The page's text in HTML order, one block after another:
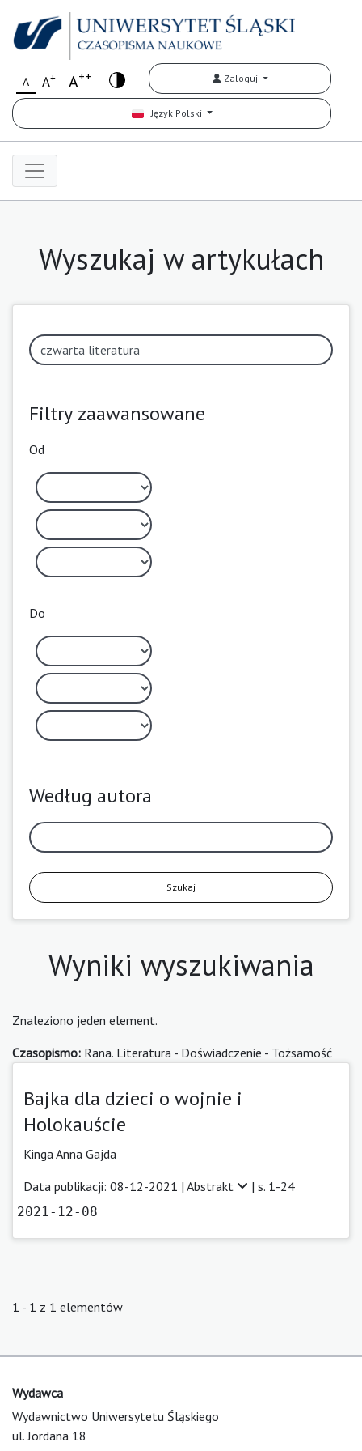
A A+ A++ Zaloguj
Język Polski
Wyszukaj w artykułach
Filtry zaawansowane
Od
Do
Według autora
Szukaj
Wyniki wyszukiwania
Znaleziono jeden element.
Czasopismo: Rana. Literatura - Doświadczenie - Tożsamość
Bajka dla dzieci o wojnie i
Holokauście
Kinga Anna Gajda
Data publikacji: 08-12-2021 | Abstrakt | s. 1-24
2021-12-08
1 - 1 z 1 elementów
Wydawca
Wydawnictwo Uniwersytetu Śląskiego
ul. Jordana 18